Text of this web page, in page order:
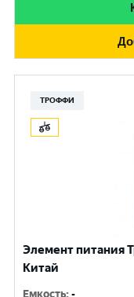
ТРОФФИ
Элемент питания
Китай
Емкость:-